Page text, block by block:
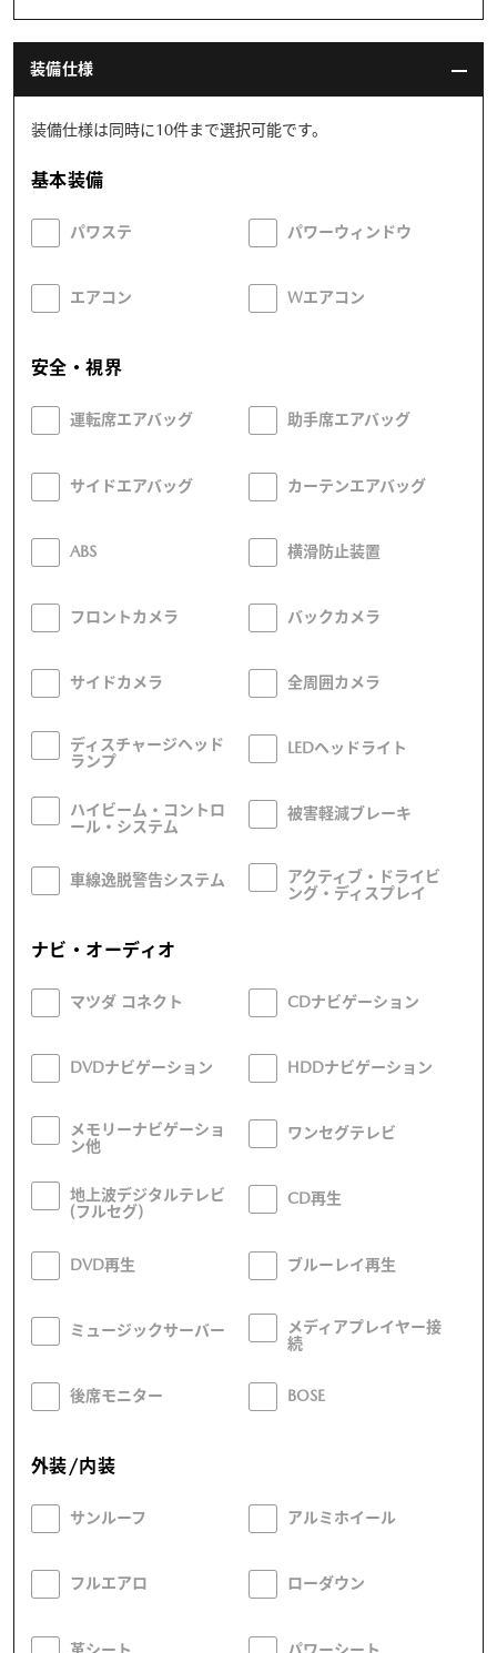
装備仕様
装備仕様は同時に10件まで選択可能です。
基本装備
パワステ パワーウィンドウ
エアコン Wエアコン
安全・視界
運転席エアバッグ 助手席エアバッグ
サイドエアバッグ カーテンエアバッグ
ABS 横滑防止装置
フロントカメラ バックカメラ
サイドカメラ 全周囲カメラ
ディスチャージヘッド
ランプ
LEDヘッドライト
ハイビーム・コントロ
ール・システム
被害軽減ブレーキ
車線逸脱警告システム
アクティブ・ドライビ
ング・ディスプレイ
ナビ・オーディオ
マツダ コネクト CDナビゲーション
DVDナビゲーション HDDナビゲーション
メモリーナビゲーショ
ン他
ワンセグテレビ
地上波デジタルテレビ
(フルセグ)
CD再生
DVD再生 ブルーレイ再生
ミュージックサーバー
メディアプレイヤー接
続
後席モニター BOSE
外装/内装
サンルーフ アルミホイール
フルエアロ ローダウン
革シート パワーシート